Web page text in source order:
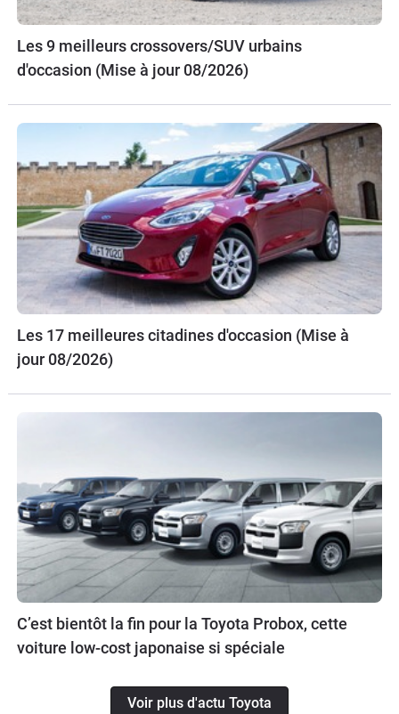
Les 9 meilleurs crossovers/SUV urbains
d'occasion (Mise à jour 08/2026)
Les 17 meilleures citadines d'occasion (Mise à
jour 08/2026)
C’est bientôt la fin pour la Toyota Probox, cette
voiture low-cost japonaise si spéciale
Voir plus d'actu Toyota